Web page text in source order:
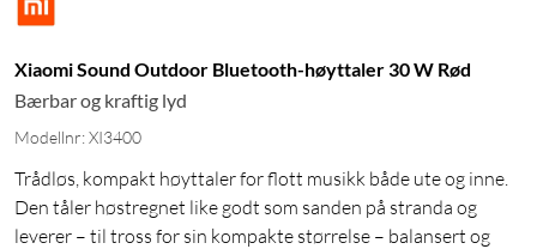
Xiaomi Sound Outdoor Bluetooth-høyttaler 30 W Rød
Bærbar og kraftig lyd
Modellnr: XI3400
Trådløs, kompakt høyttaler for flott musikk både ute og inne.
Den tåler høstregnet like godt som sanden på stranda og
leverer – til tross for sin kompakte størrelse – balansert og